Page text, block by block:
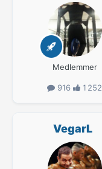
Medlemmer
916 1 252
VegarL